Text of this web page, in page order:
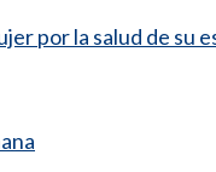
por la salud de su